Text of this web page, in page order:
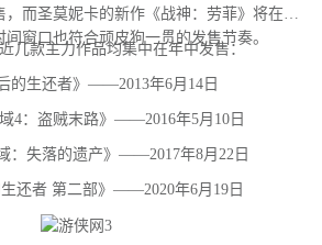
，而圣莫妮卡的新作《战神：劳菲》将在其
窗口也符合顽皮狗一贯的发售节奏。
款主力作品均集中在年中发售：
生还者》——2013年6月14日
：盗贼末路》——2016年5月10日
失落的遗产》——2017年8月22日
者 第二部》——2020年6月19日